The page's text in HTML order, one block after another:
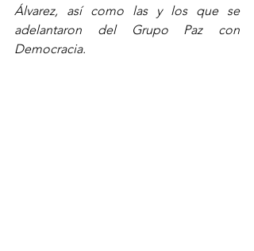
Álvarez, así como las y los que se
adelantaron del Grupo Paz con
Democracia.